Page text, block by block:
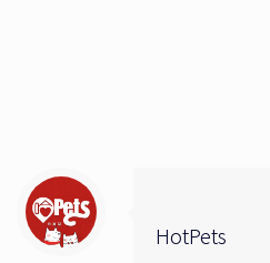
HotPets